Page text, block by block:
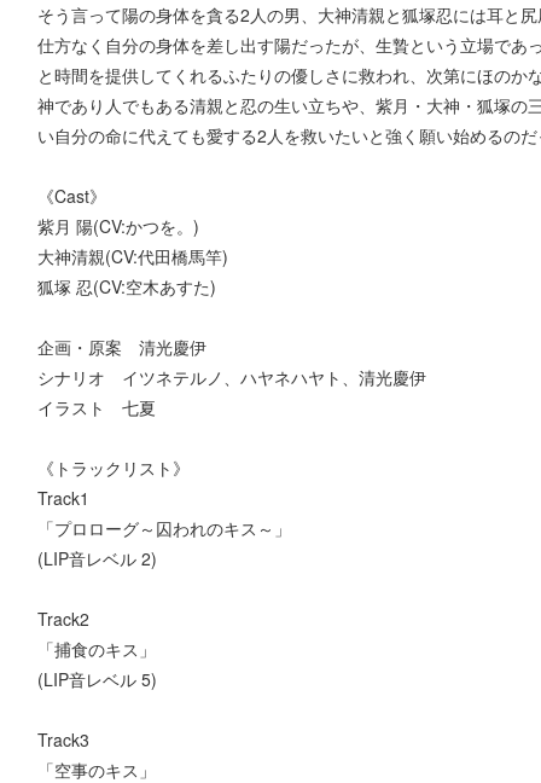
そう言って陽の身体を貪る2人の男、大神清親と狐塚忍には耳と
仕方なく自分の身体を差し出す陽だったが、生贄という立場であ
と時間を提供してくれるふたりの優しさに救われ、次第にほのか
神であり人でもある清親と忍の生い立ちや、紫月・大神・狐塚の
い自分の命に代えても愛する2人を救いたいと強く願い始めるの
《Cast》
紫月 陽(CV:かつを。)
大神清親(CV:代田橋馬竿)
狐塚 忍(CV:空木あすた)
企画・原案 清光慶伊
シナリオ イツネテルノ、ハヤネハヤト、清光慶伊
イラスト 七夏
《トラックリスト》
Track1
「プロローグ～囚われのキス～」
(LIP音レベル 2)
Track2
「捕食のキス」
(LIP音レベル 5)
Track3
「空事のキス」